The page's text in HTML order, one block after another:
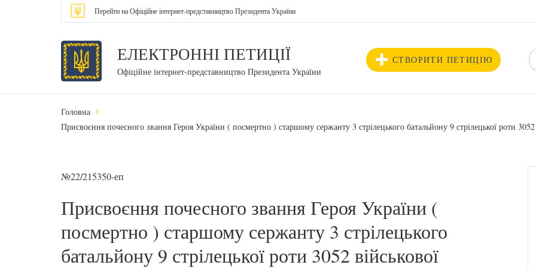
Перейти на Офіційне інтернет-представництво Президента України
ЕЛЕКТРОННІ ПЕТИЦІЇ
Офіційне інтернет-представництво Президента України
СТВОРИТИ ПЕТИЦІЮ
Головна
Присвоєння почесного звання Героя України ( посмертно ) старшому сержанту 3 стрілецького батальйону 9 стрілецької роти
№22/215350-еп
Присвоєння почесного звання Героя України (
посмертно ) старшому сержанту 3 стрілецького
батальйону 9 стрілецької роти 3052 військової